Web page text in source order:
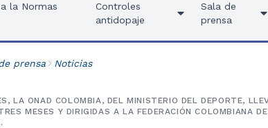
la Normas
Controles
antidopaje
Sala de
prensa
prensa Noticias
LA ONAD COLOMBIA, DEL MINISTERIO DEL DEPORTE,
MESES Y DIRIGIDAS A LA FEDERACIÓN COLOMBIANA